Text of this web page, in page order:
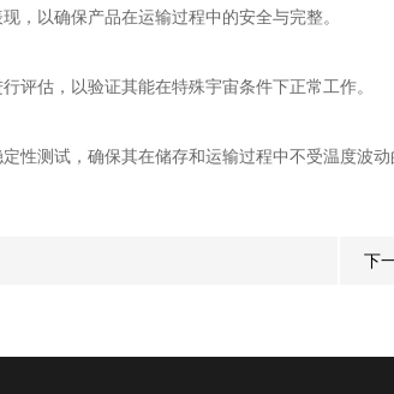
以确保产品在运输过程中的安全与完整。
估，以验证其能在特殊宇宙条件下正常工作。
测试，确保其在储存和运输过程中不受温度波动
下